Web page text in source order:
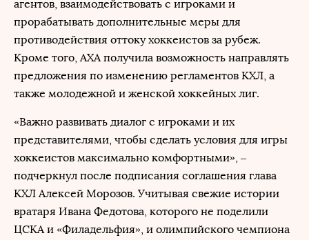
агентов, взаимодействовать с игроками и
прорабатывать дополнительные меры для
противодействия оттоку хоккеистов за рубеж.
Кроме того, АХА получила возможность направлять
предложения по изменению регламентов КХЛ, а
также молодежной и женской хоккейных лиг.
«Важно развивать диалог с игроками и их
представителями, чтобы сделать условия для игры
хоккеистов максимально комфортными», –
подчеркнул после подписания соглашения глава
КХЛ Алексей Морозов. Учитывая свежие истории
вратаря Ивана Федотова, которого не поделили
ЦСКА и «Филадельфия», и олимпийского чемпиона